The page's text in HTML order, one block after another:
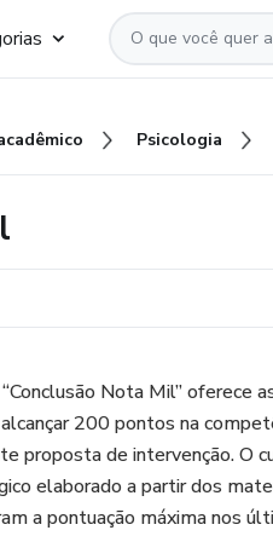
Psicologia
Nota Mil” oferece
200 pontos na
proposta de intervenção. O
elaborado a partir dos
a pontuação máxima nos